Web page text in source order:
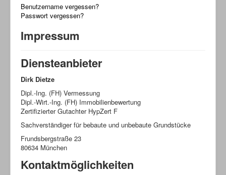
Benutzername vergessen?
Passwort vergessen?
Impressum
Diensteanbieter
Dirk Dietze
Dipl.-Ing. (FH) Vermessung
Dipl.-Wirt.-Ing. (FH) Immobilienbewertung
Zertifizierter Gutachter HypZert F
Sachverständiger für bebaute und unbebaute Grundstücke
Frundsbergstraße 23
80634 München
Kontaktmöglichkeiten